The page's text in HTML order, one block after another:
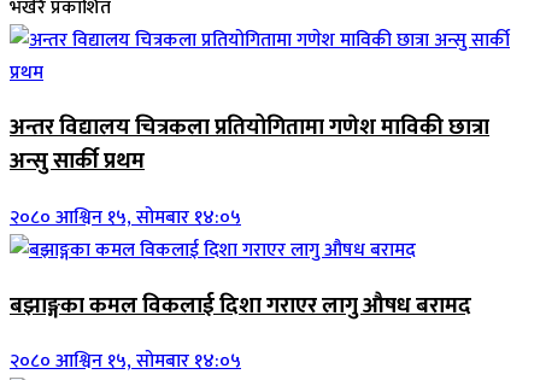
भर्खरै प्रकाशित
अन्तर विद्यालय चित्रकला प्रतियोगितामा गणेश माविकी छात्रा
अन्सु सार्की प्रथम
२०८० आश्विन १५, सोमबार १४:०५
बझाङ्गका कमल विकलाई दिशा गराएर लागु औषध बरामद
२०८० आश्विन १५, सोमबार १४:०५